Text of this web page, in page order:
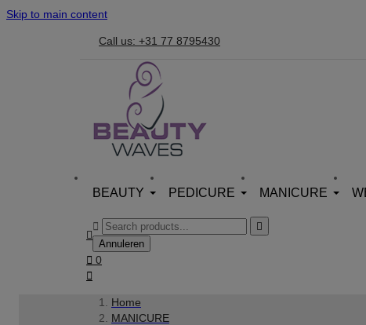
Skip to main content
Call us: +31 77 8795430
BEAUTY PEDICURE MANICURE



Annuleren
 0

Home
MANICURE